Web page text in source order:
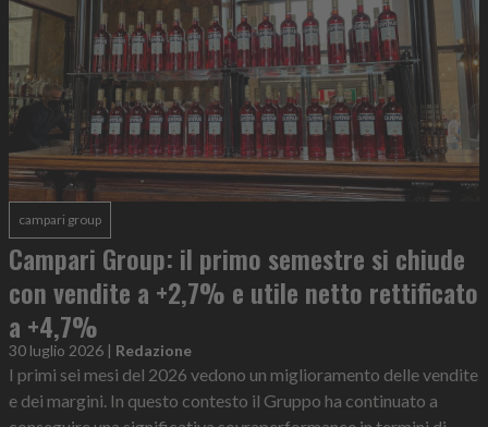
campari group
Campari Group: il primo semestre si chiude
con vendite a +2,7% e utile netto rettificato
a +4,7%
30 luglio 2026 | Redazione
I primi sei mesi del 2026 vedono un miglioramento delle vendite
e dei margini. In questo contesto il Gruppo ha continuato a